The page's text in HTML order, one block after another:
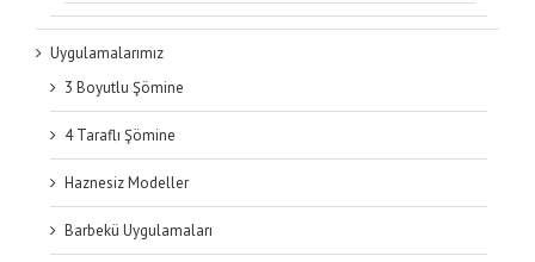
Uygulamalarımız
3 Boyutlu Şömine
4 Taraflı Şömine
Haznesiz Modeller
Barbekü Uygulamaları